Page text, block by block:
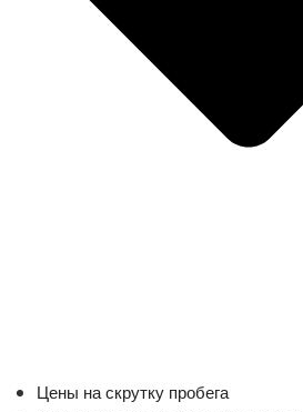
Цены на скрутку пробега